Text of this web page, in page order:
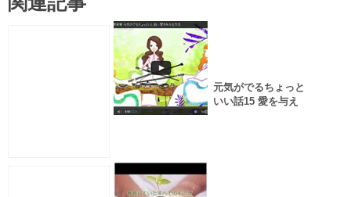
元気がでるちょっと
いい話15 愛を与え